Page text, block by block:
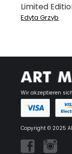
Limited
Edyta Grzyb
Wir akzeptieren
Copyright © 2025